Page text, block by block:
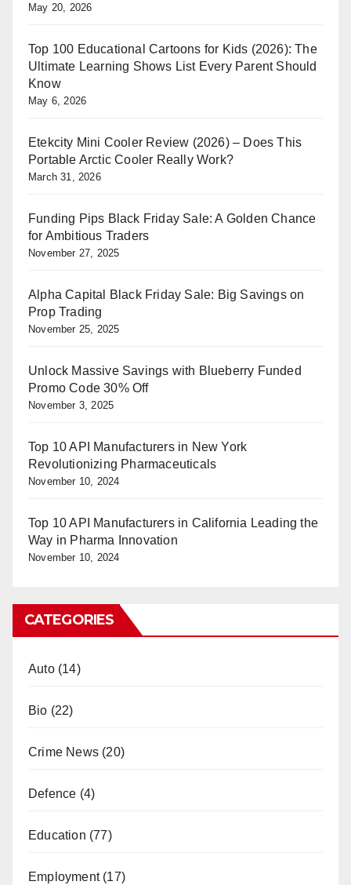
May 20, 2026
Top 100 Educational Cartoons for Kids (2026): The
Ultimate Learning Shows List Every Parent Should
Know
May 6, 2026
Etekcity Mini Cooler Review (2026) – Does This
Portable Arctic Cooler Really Work?
March 31, 2026
Funding Pips Black Friday Sale: A Golden Chance
for Ambitious Traders
November 27, 2025
Alpha Capital Black Friday Sale: Big Savings on
Prop Trading
November 25, 2025
Unlock Massive Savings with Blueberry Funded
Promo Code 30% Off
November 3, 2025
Top 10 API Manufacturers in New York
Revolutionizing Pharmaceuticals
November 10, 2024
Top 10 API Manufacturers in California Leading the
Way in Pharma Innovation
November 10, 2024
CATEGORIES
Auto(14)
Bio (22)
Crime News (20)
Defence (4)
Education (77)
Employment(17)